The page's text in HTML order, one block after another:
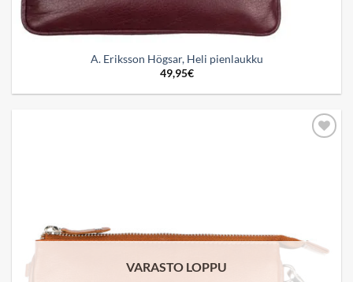
A. Eriksson Högsar, Heli pienlaukku
49,95€
VARASTO LOPPU